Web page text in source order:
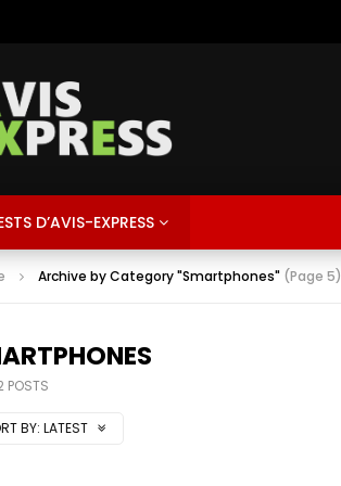
D’AVIS-EXPRESS
Archive by Category "Smartphones" (Page 5)
POSTS
BY: LATEST